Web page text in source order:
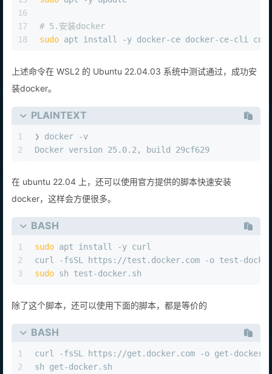
16
17
18
# 5.安装docker
sudo apt install -y docker-ce docker-ce-cli
上述命令在 WSL2 的 Ubuntu 22.04.03 系统中测试通过，成功安
装docker。
PLAINTEXT
1
2
❯ docker -v
Docker version 25.0.2, build 29cf629
在 ubuntu 22.04 上，还可以使用官方提供的脚本快速安装
docker，这样会方便很多。
BASH
1
2
3
sudo apt install -y curl
curl -fsSL https://test.docker.com -o test-
sudo sh test-docker.sh
除了这个脚本，还可以使用下面的脚本，都是等价的
BASH
1
2
curl -fsSL https://get.docker.com -o get-
sh get-docker.sh